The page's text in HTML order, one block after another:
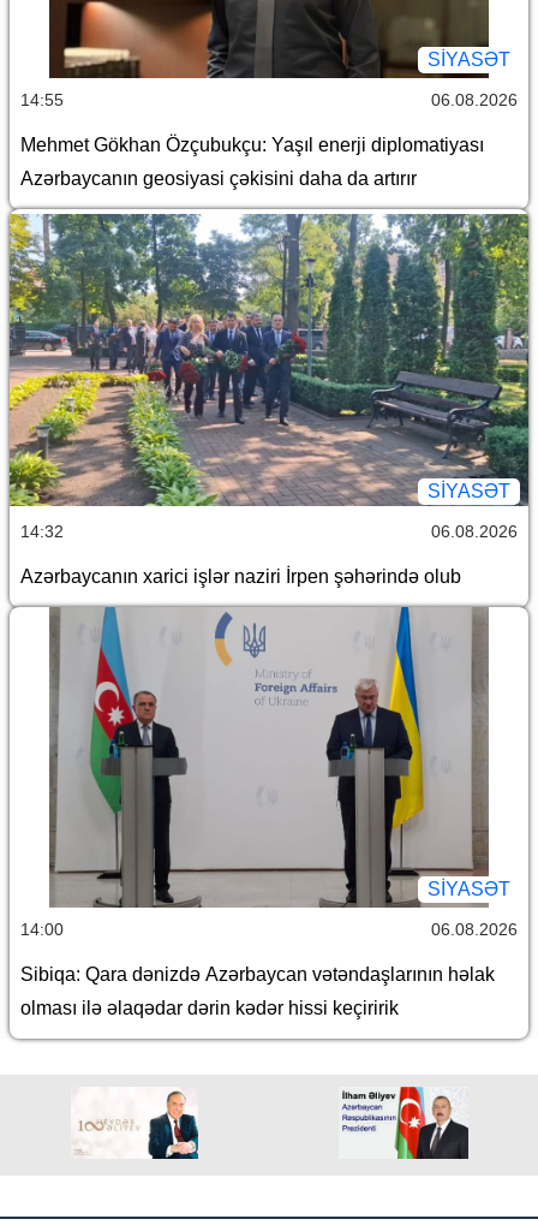
SİYASƏT
14:55 06.08.2026
Mehmet Gökhan Özçubukçu: Yaşıl enerji diplomatiyası
Azərbaycanın geosiyasi çəkisini daha da artırır
SİYASƏT
14:32 06.08.2026
Azərbaycanın xarici işlər naziri İrpen şəhərində olub
SİYASƏT
14:00 06.08.2026
Sibiqa: Qara dənizdə Azərbaycan vətəndaşlarının həlak
olması ilə əlaqədar dərin kədər hissi keçiririk